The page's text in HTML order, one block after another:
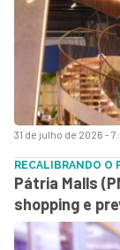
31 de julho de 2026 -
RECALIBRANDO O
Pátria Malls
shopping e